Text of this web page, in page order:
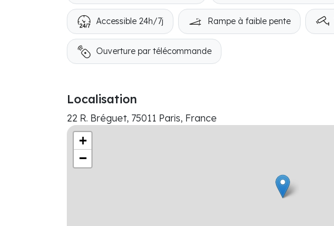
Accessible 24h/7j Rampe à faible pente
Ouverture par télécommande
Localisation
22 R. Bréguet, 75011 Paris, France
+
−